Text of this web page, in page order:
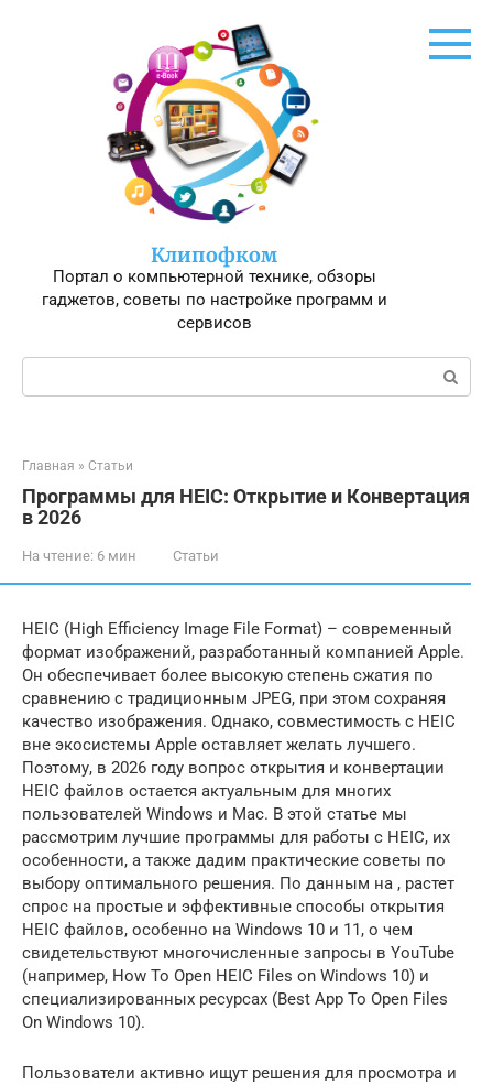
Клипофком
Портал о компьютерной технике, обзоры
гаджетов, советы по настройке программ и
сервисов
Поиск:
Главная » Статьи
Программы для HEIC: Открытие и Конвертация
в 2026
На чтение: 6 мин Статьи
HEIC (High Efficiency Image File Format) – современный
формат изображений, разработанный компанией Apple.
Он обеспечивает более высокую степень сжатия по
сравнению с традиционным JPEG, при этом сохраняя
качество изображения. Однако, совместимость с HEIC
вне экосистемы Apple оставляет желать лучшего.
Поэтому, в 2026 году вопрос открытия и конвертации
HEIC файлов остается актуальным для многих
пользователей Windows и Mac. В этой статье мы
рассмотрим лучшие программы для работы с HEIC, их
особенности, а также дадим практические советы по
выбору оптимального решения. По данным на , растет
спрос на простые и эффективные способы открытия
HEIC файлов, особенно на Windows 10 и 11, о чем
свидетельствуют многочисленные запросы в YouTube
(например, How To Open HEIC Files on Windows 10) и
специализированных ресурсах (Best App To Open Files
On Windows 10).
Пользователи активно ищут решения для просмотра и